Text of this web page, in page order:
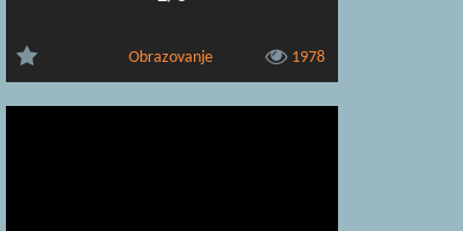
Obrazovanje 1978